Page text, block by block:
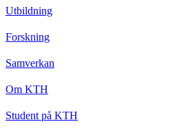
Utbildning
Forskning
Samverkan
Om KTH
Student på KTH